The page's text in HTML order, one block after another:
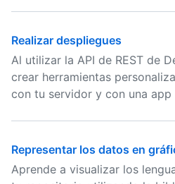
Realizar despliegues
Al utilizar la API de REST de
crear herramientas
con tu servidor y con una app
Representar los datos en
Aprende a visualizar los